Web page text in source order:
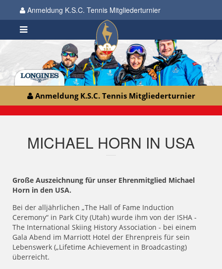
Anmeldung K.S.C. Tennis Mitgliederturnier
Anmeldung K.S.C. Tennis Mitgliederturnier
MICHAEL HORN IN USA
Große Auszeichnung für unser Ehrenmitglied Michael
Horn in den USA.
Bei der alljährlichen „The Hall of Fame Induction
Ceremony“ in Park City (Utah) wurde ihm von der ISHA -
The International Skiing History Association - bei einem
Gala Abend im Marriott Hotel der Ehrenpreis für sein
Lebenswerk („Lifetime Achievement in Broadcasting)
überreicht.